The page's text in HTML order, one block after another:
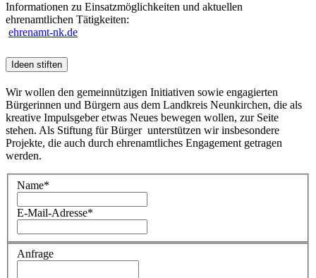
Informationen zu Einsatzmöglichkeiten und aktuellen
ehrenamtlichen Tätigkeiten:
ehrenamt-nk.de
Ideen stiften
Wir wollen den gemeinnützigen Initiativen sowie engagierten
Bürgerinnen und Bürgern aus dem Landkreis Neunkirchen, die als
kreative Impulsgeber etwas Neues bewegen wollen, zur Seite
stehen. Als Stiftung für Bürger unterstützen wir insbesondere
Projekte, die auch durch ehrenamtliches Engagement getragen
werden.
Name*
E-Mail-Adresse*
Anfrage